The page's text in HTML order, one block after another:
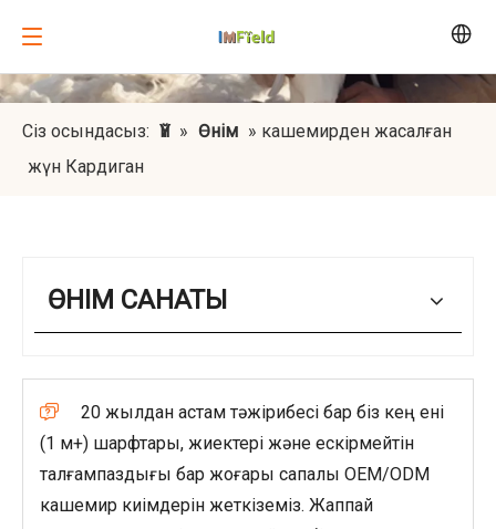
Сіз осындасыз: Үй » Өнім » кашемирден жасалған
жүн Кардиган
ӨНІМ САНАТЫ

20 жылдан астам тәжірибесі бар біз кең ені
(1 м+) шарфтары, жиектері және ескірмейтін
талғампаздығы бар жоғары сапалы OEM/ODM
кашемир киімдерін жеткіземіз. Жаппай